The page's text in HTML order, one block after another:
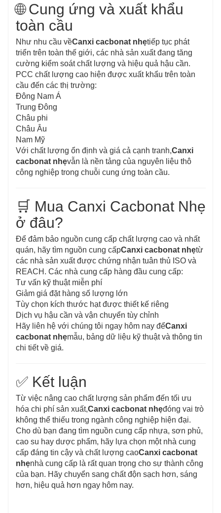
🌐 Cung ứng và xuất khẩu
toàn cầu
Như nhu cầu vềCanxi cacbonat nhẹtiếp tục phát
triển trên toàn thế giới, các nhà sản xuất đang tăng
cường kiểm soát chất lượng và hiệu quả hậu cần.
PCC chất lượng cao hiện được xuất khẩu trên toàn
cầu đến các thị trường:
Đông Nam Á
Trung Đông
Châu phi
Châu Âu
Nam Mỹ
Với chất lượng ổn định và giá cả cạnh tranh,Canxi
cacbonat nhẹvẫn là nền tảng của nguyên liệu thô
công nghiệp trong chuỗi cung ứng toàn cầu.
🛒 Mua Canxi Cacbonat Nhẹ
ở đâu?
Để đảm bảo nguồn cung cấp chất lượng cao và nhất
quán, hãy tìm nguồn cung cấpCanxi cacbonat nhẹtừ
các nhà sản xuất được chứng nhận tuân thủ ISO và
REACH. Các nhà cung cấp hàng đầu cung cấp:
Tư vấn kỹ thuật miễn phí
Giảm giá đặt hàng số lượng lớn
Tùy chọn kích thước hạt được thiết kế riêng
Dịch vụ hậu cần và vận chuyển tùy chỉnh
Hãy liên hệ với chúng tôi ngay hôm nay đểCanxi
cacbonat nhẹmẫu, bảng dữ liệu kỹ thuật và thông tin
chi tiết về giá.
✅ Kết luận
Từ việc nâng cao chất lượng sản phẩm đến tối ưu
hóa chi phí sản xuất,Canxi cacbonat nhẹđóng vai trò
không thể thiếu trong ngành công nghiệp hiện đại.
Cho dù bạn đang tìm nguồn cung cấp nhựa, sơn phủ,
cao su hay dược phẩm, hãy lựa chọn một nhà cung
cấp đáng tin cậy và chất lượng caoCanxi cacbonat
nhẹnhà cung cấp là rất quan trọng cho sự thành công
của bạn. Hãy chuyển sang chất độn sạch hơn, sáng
hơn, hiệu quả hơn ngay hôm nay.